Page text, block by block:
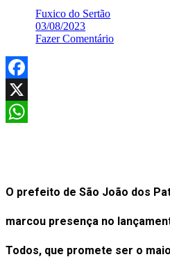
Fuxico do Sertão
03/08/2023
Fazer Comentário
Facebook
X
O prefeito de São João dos
marcou presença no
Todos, que promete ser o